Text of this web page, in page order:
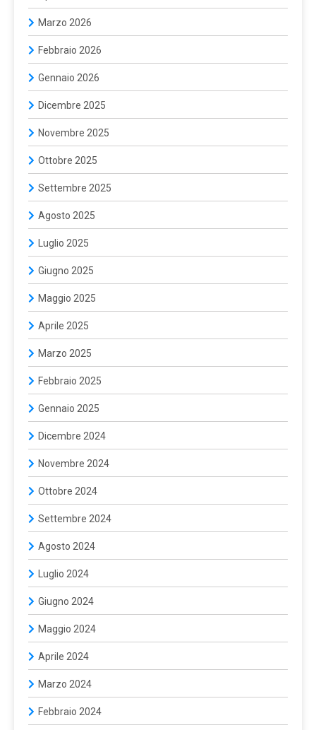
Marzo 2026
Febbraio 2026
Gennaio 2026
Dicembre 2025
Novembre 2025
Ottobre 2025
Settembre 2025
Agosto 2025
Luglio 2025
Giugno 2025
Maggio 2025
Aprile 2025
Marzo 2025
Febbraio 2025
Gennaio 2025
Dicembre 2024
Novembre 2024
Ottobre 2024
Settembre 2024
Agosto 2024
Luglio 2024
Giugno 2024
Maggio 2024
Aprile 2024
Marzo 2024
Febbraio 2024